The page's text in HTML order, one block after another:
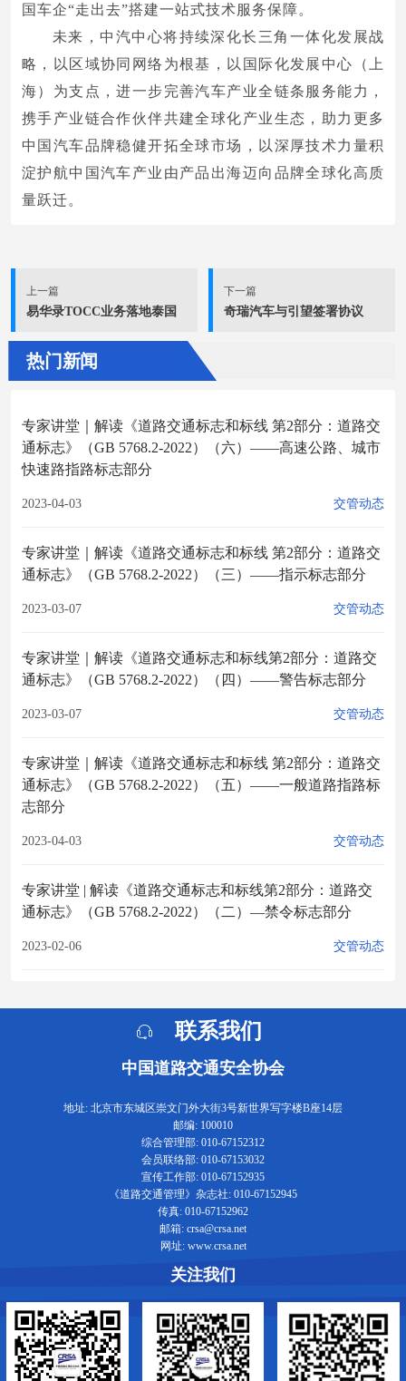
国车企“走出去”搭建一站式技术服务保障。
未来，中汽中心将持续深化长三角一体化发展战
略，以区域协同网络为根基，以国际化发展中心（上
海）为支点，进一步完善汽车产业全链条服务能力，
携手产业链合作伙伴共建全球化产业生态，助力更多
中国汽车品牌稳健开拓全球市场，以深厚技术力量积
淀护航中国汽车产业由产品出海迈向品牌全球化高质
量跃迁。
上一篇
易华录TOCC业务落地泰国
下一篇
奇瑞汽车与引望签署协议
热门新闻
专家讲堂｜解读《道路交通标志和标线 第2部分：道路交
通标志》（GB 5768.2-2022）（六）——高速公路、城市
快速路指路标志部分
2023-04-03 交管动态
专家讲堂｜解读《道路交通标志和标线 第2部分：道路交
通标志》（GB 5768.2-2022）（三）——指示标志部分
2023-03-07 交管动态
专家讲堂｜解读《道路交通标志和标线第2部分：道路交
通标志》（GB 5768.2-2022）（四）——警告标志部分
2023-03-07 交管动态
专家讲堂｜解读《道路交通标志和标线 第2部分：道路交
通标志》（GB 5768.2-2022）（五）——一般道路指路标
志部分
2023-04-03 交管动态
专家讲堂 | 解读《道路交通标志和标线第2部分：道路交
通标志》（GB 5768.2-2022）（二）—禁令标志部分
2023-02-06 交管动态
联系我们
中国道路交通安全协会
地址: 北京市东城区崇文门外大街3号新世界写字楼B座14层
邮编: 100010
综合管理部: 010-67152312
会员联络部: 010-67153032
宣传工作部: 010-67152935
《道路交通管理》杂志社: 010-67152945
传真: 010-67152962
邮箱: crsa@crsa.net
网址: www.crsa.net
关注我们